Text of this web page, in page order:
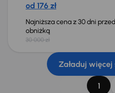
od 176 zł
Najniższa cena z 30 dni przed
obniżką
30 000 zł
Załaduj
1